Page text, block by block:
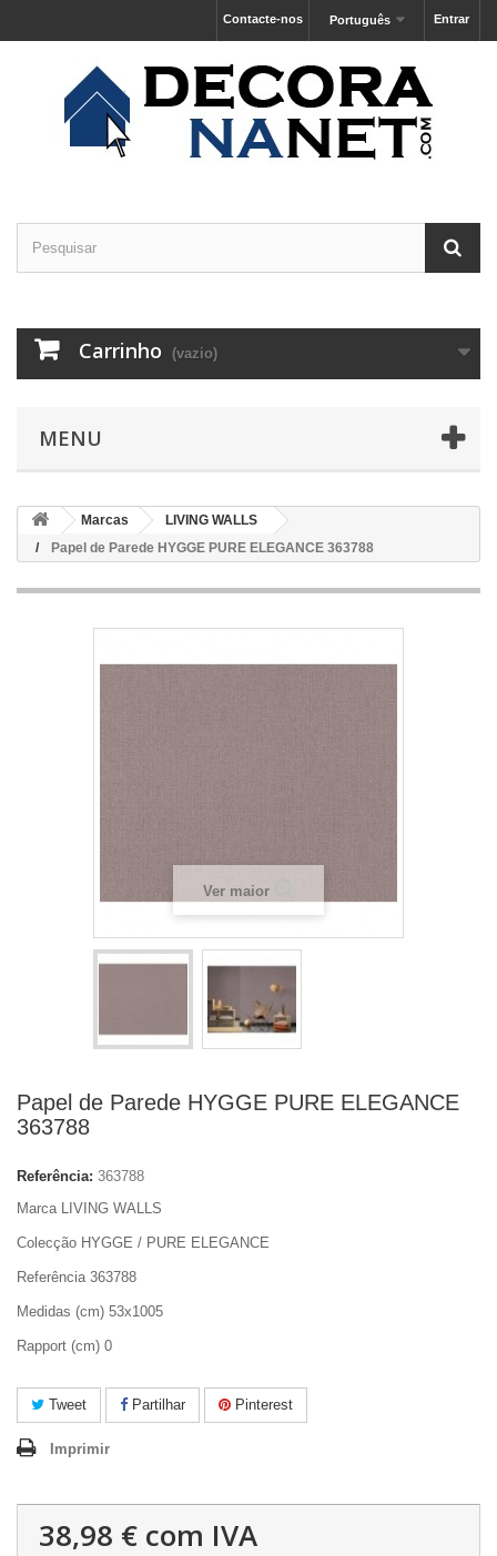
Entrar
Português
Contacte-nos
Carrinho (vazio)
MENU
Marcas
LIVING WALLS
Papel de Parede HYGGE PURE ELEGANCE 363788
Ver maior
Papel de Parede HYGGE PURE ELEGANCE
363788
Referência: 363788
Marca LIVING WALLS
Colecção HYGGE / PURE ELEGANCE
Referência 363788
Medidas (cm) 53x1005
Rapport (cm) 0
Tweet Partilhar Pinterest
Imprimir
38,98 € com IVA